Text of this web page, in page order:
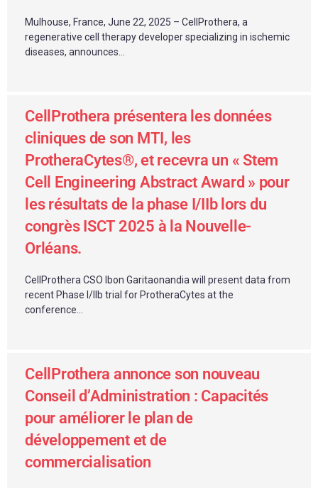
Mulhouse, France, June 22, 2025 – CellProthera, a
regenerative cell therapy developer specializing in ischemic
diseases, announces...
CellProthera présentera les données
cliniques de son MTI, les
ProtheraCytes®, et recevra un « Stem
Cell Engineering Abstract Award » pour
les résultats de la phase I/IIb lors du
congrès ISCT 2025 à la Nouvelle-
Orléans.
CellProthera CSO Ibon Garitaonandia will present data from
recent Phase I/IIb trial for ProtheraCytes at the
conference...
CellProthera annonce son nouveau
Conseil d’Administration : Capacités
pour améliorer le plan de
développement et de
commercialisation